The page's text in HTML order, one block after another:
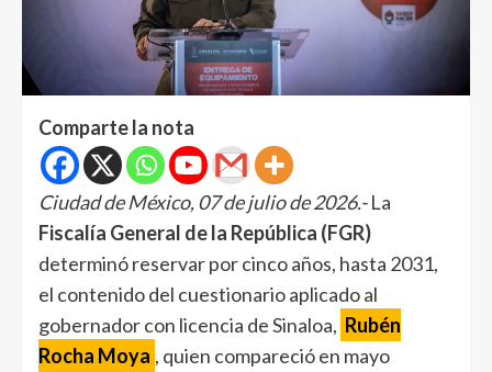
Comparte la nota
Ciudad de México, 07 de julio de 2026.-La
Fiscalía General de la República (FGR)
determinó reservar por cinco años, hasta 2031,
el contenido del cuestionario aplicado al
gobernador con licencia de Sinaloa, Rubén
Rocha Moya , quien compareció en mayo